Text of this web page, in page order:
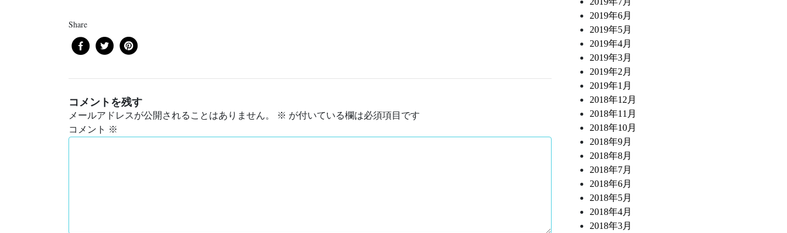
Share
コメントを残す
メールアドレスが公開されることはありません。 ※ が付いている欄は必須項目です
コメント ※
2019年6月
2019年5月
2019年4月
2019年3月
2019年2月
2019年1月
2018年12月
2018年11月
2018年10月
2018年9月
2018年8月
2018年7月
2018年6月
2018年5月
2018年4月
2018年3月